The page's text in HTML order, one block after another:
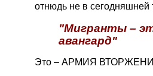
отнюдь не в сегодняшней
"Мигранты –
авангард"
Это – АРМИЯ